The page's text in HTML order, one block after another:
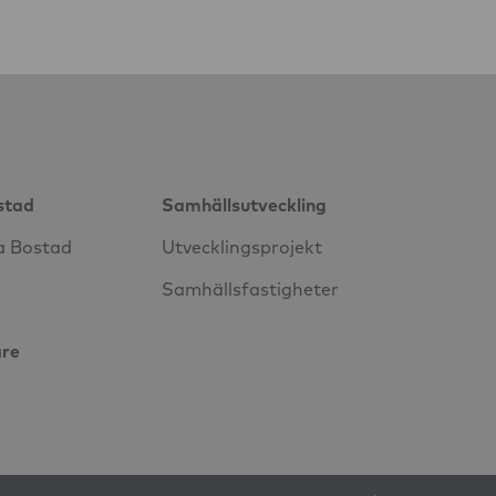
Bostad
Samhällsutveckling
Utvecklingsprojekt
Samhällsfastigheter